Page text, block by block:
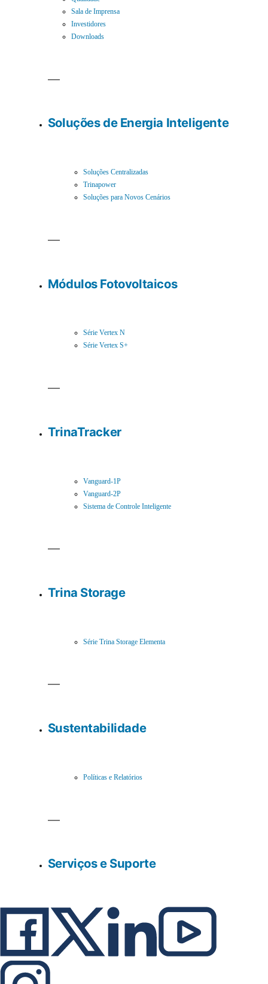
Sala de Imprensa
Investidores
Downloads
Soluções de Energia Inteligente
Soluções Centralizadas
Trinapower
Soluções para Novos Cenários
Módulos Fotovoltaicos
Série Vertex N
Série Vertex S+
TrinaTracker
Vanguard-1P
Vanguard-2P
Sistema de Controle Inteligente
Trina Storage
Série Trina Storage Elementa
Sustentabilidade
Políticas e Relatórios
Serviços e Suporte